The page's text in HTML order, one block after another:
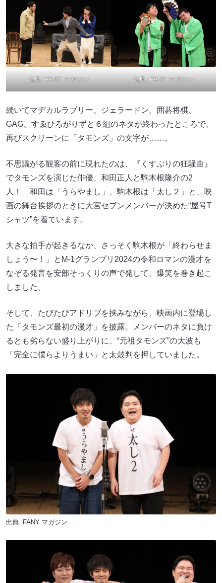
出典: FANY マガジン 出典: FANY マガジン
続いてマヂカルラブリー、ジェラードン、囲碁将棋、
GAG、すゑひろがりずと６組のネタが終わったところで、
再びスクリーンに「タモンズ」の文字が……。
不思議がる観客の前に現れたのは、『くすぶりの狂騒曲』
でタモンズを演じた俳優、和田正人と駒木根隆介の2
人！ 和田は「うらやまし」、駒木根は「太し２」と、映
画の舞台挨拶のときに大宮セブンメンバーが決めた“屋号T
シャツ”を着ています。
大きな拍手が起きるなか、さっそく駒木根が「終わらせま
しょう〜！」とM-1グランプリ2024の令和ロマンの漫才を
なぞる発言を安部そっくりの声で発して、爆笑を巻き起こ
しました。
そして、たびたびアドリブを挟みながら、映画内に登場し
た「タモンズ最初の漫才」を披露。メンバーのネタに負け
るとも劣らない盛り上がりに、“元祖タモンズ”の大波も
「完全に僕らよりうまい」と太鼓判を押していました。
出典: FANY マガジン